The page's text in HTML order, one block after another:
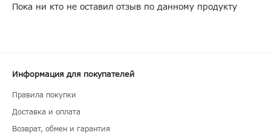
Пока ни кто не оставил отзыв по данному продукту
Информация для покупателей
Правила покупки
Доставка и оплата
Возврат, обмен и гарантия